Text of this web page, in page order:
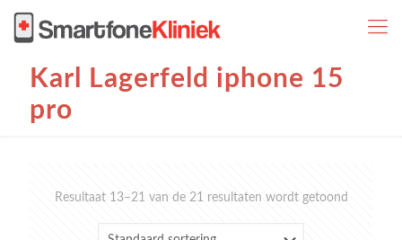
Karl Lagerfeld iphone 15
pro
Resultaat 13–21 van de 21 resultaten wordt getoond